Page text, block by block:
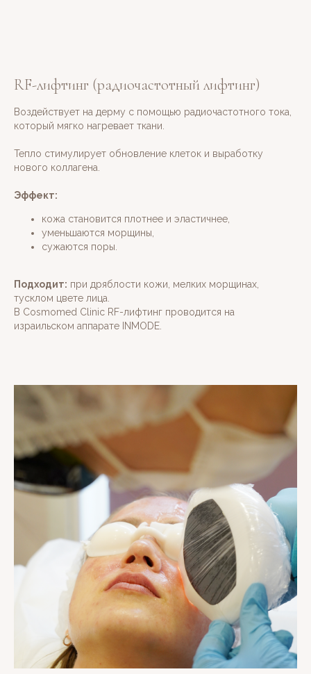
RF-лифтинг (радиочастотный лифтинг)
Воздействует на дерму с помощью радиочастотного тока,
который мягко нагревает ткани.
Тепло стимулирует обновление клеток и выработку
нового коллагена.
Эффект:
кожа становится плотнее и эластичнее,
уменьшаются морщины,
сужаются поры.
Подходит: при дряблости кожи, мелких морщинах,
тусклом цвете лица.
В Cosmomed Clinic RF-лифтинг проводится на
израильском аппарате INMODE.